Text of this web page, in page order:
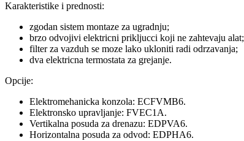
Karakteristike i prednosti:
zgodan sistem montaze za ugradnju;
brzo odvojivi elektricni prikljucci koji ne zahtevaju alat;
filter za vazduh se moze lako ukloniti radi odrzavanja;
dva elektricna termostata za grejanje.
Opcije:
Elektromehanicka konzola: ECFVMB6.
Elektronsko upravljanje: FVEC1A.
Vertikalna posuda za drenazu: EDPVA6.
Horizontalna posuda za odvod: EDPHA6.